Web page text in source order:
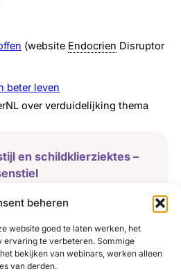
beheren
website goed te laten werken, het
ervaring te verbeteren. Sommige
bekijken van webinars, werken alleen
van derden.
(website Endocrien Disruptor
beter leven
over verduidelijking thema
en schildklierziektes –
2024 Download pdf